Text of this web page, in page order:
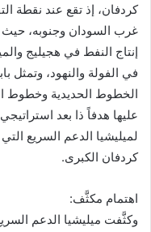
كردفان، إذ تقع عند نقطة
غرب السودان وجنوبه،
إنتاج النفط في هجيليج
في الفولة والنهود، وتمثل
الخطوط الحديدية وخطوط
عليها هدفاً ذا بعد
لميليشيا الدعم السريع
كردفان الكبرى.
اهتمام مكثَّف:
وكثَّفت ميليشيا الدعم